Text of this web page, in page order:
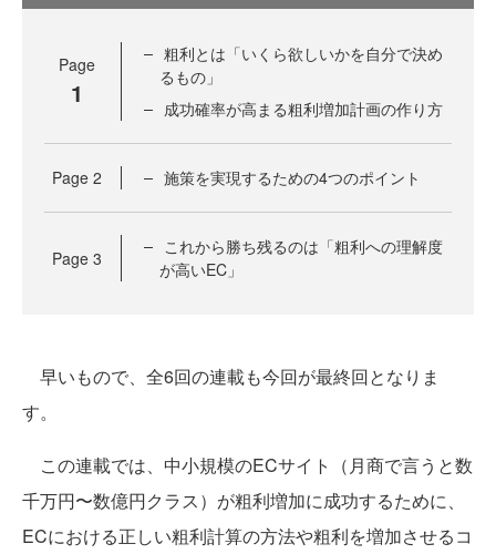
Page
1
粗利とは「いくら欲しいかを自分で決め
るもの」
成功確率が高まる粗利増加計画の作り方
Page 2 施策を実現するための4つのポイント
Page 3
これから勝ち残るのは「粗利への理解度
が高いEC」
早いもので、全6回の連載も今回が最終回となりま
す。
この連載では、中小規模のECサイト（月商で言うと数
千万円〜数億円クラス）が粗利増加に成功するために、
ECにおける正しい粗利計算の方法や粗利を増加させるコ